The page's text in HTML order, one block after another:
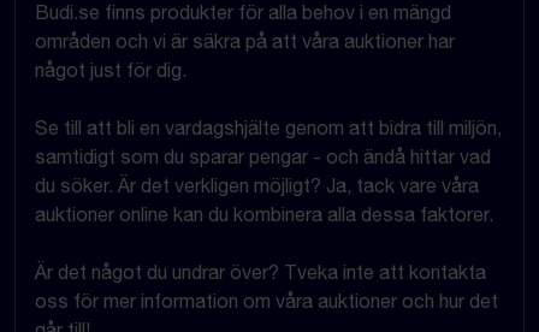
Budi.se finns produkter för alla behov i en mängd
områden och vi är säkra på att våra auktioner har
något just för dig.
Se till att bli en vardagshjälte genom att bidra till miljön,
samtidigt som du sparar pengar - och ändå hittar vad
du söker. Är det verkligen möjligt? Ja, tack vare våra
auktioner online kan du kombinera alla dessa faktorer.
Är det något du undrar över? Tveka inte att kontakta
oss för mer information om våra auktioner och hur det